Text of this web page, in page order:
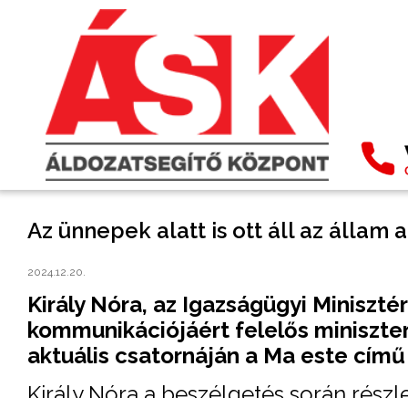
Az ünnepek alatt is ott áll az állam
2024.12.20.
Király Nóra, az Igazságügyi
kommunikációjáért felelős
aktuális csatornáján a Ma este